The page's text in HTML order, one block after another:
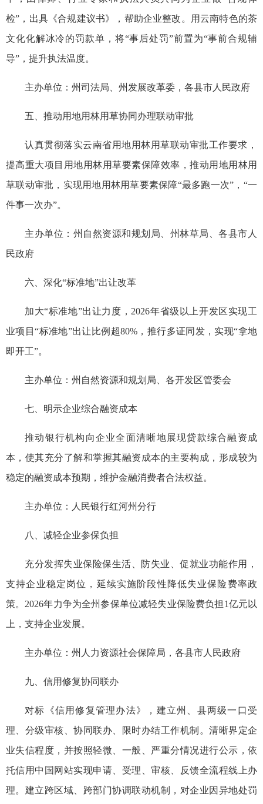
检”，出具《合规建议书》，帮助企业整改。用云南特色的茶
文化化解冰冷的罚款单，将“事后处罚”前置为“事前合规辅
导”，提升执法温度。
主办单位：州司法局、州发展改革委，各县市人民政府
五、推动用地用林用草协同办理联动审批
认真贯彻落实云南省用地用林用草联动审批工作要求，
提高重大项目用地用林用草要素保障效率，推动用地用林用
草联动审批，实现用地用林用草要素保障“最多跑一次”，“一
件事一次办”。
主办单位：州自然资源和规划局、州林草局、各县市人
民政府
六、深化“标准地”出让改革
加大“标准地”出让力度，2026年省级以上开发区实现工
业项目“标准地”出让比例超80%，推行多证同发，实现“拿地
即开工”。
主办单位：州自然资源和规划局、各开发区管委会
七、明示企业综合融资成本
推动银行机构向企业全面清晰地展现贷款综合融资成
本，使其充分了解和掌握其融资成本的主要构成，形成较为
稳定的融资成本预期，维护金融消费者合法权益。
主办单位：人民银行红河州分行
八、减轻企业参保负担
充分发挥失业保险保生活、防失业、促就业功能作用，
支持企业稳定岗位，延续实施阶段性降低失业保险费率政
策。2026年力争为全州参保单位减轻失业保险费负担1亿元以
上，支持企业发展。
主办单位：州人力资源社会保障局，各县市人民政府
九、信用修复协同联办
对标《信用修复管理办法》，建立州、县两级一口受
理、分级审核、协同联办、限时办结工作机制。清晰界定企
业失信程度，并按照轻微、一般、严重分情况进行公示，依
托信用中国网站实现申请、受理、审核、反馈全流程线上办
理。建立跨区域、跨部门协调联动机制，对企业因异地处罚